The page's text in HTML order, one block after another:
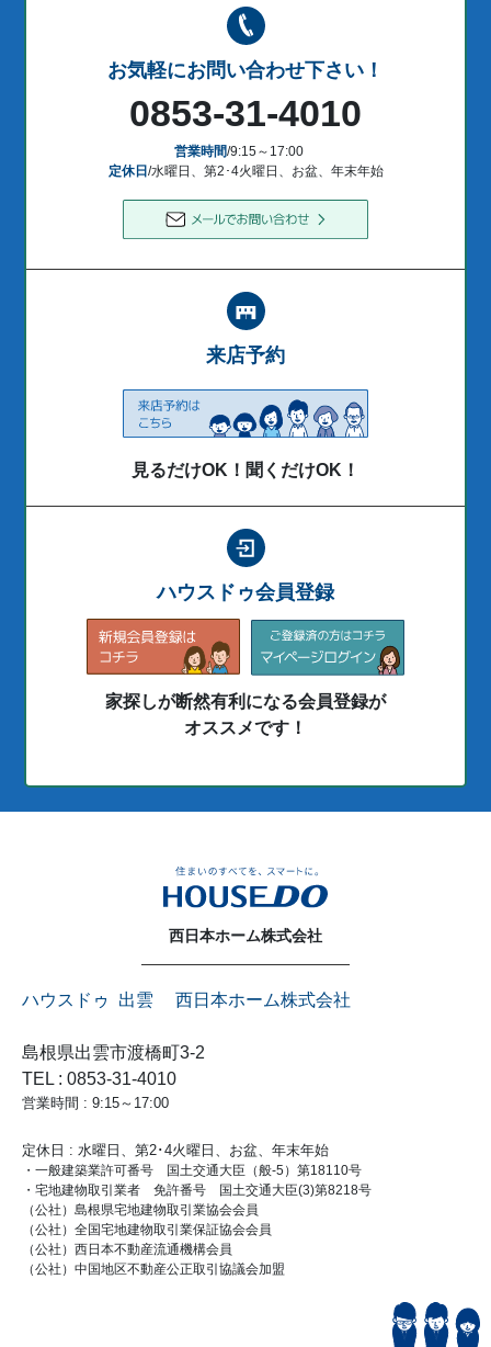
お気軽にお問い合わせ下さい！
0853-31-4010
営業時間/9:15～17:00
定休日 /水曜日、第2･4火曜日、お盆、年末年始
来店予約
見るだけOK！聞くだけOK！
ハウスドゥ会員登録
家探しが断然有利になる会員登録が
オススメです！
西日本ホーム株式会社
ハウスドゥ 出雲 西日本ホーム株式会社
島根県出雲市渡橋町3-2
TEL : 0853-31-4010
営業時間 : 9:15～17:00
定休日 : 水曜日、第2･4火曜日、お盆、年末年始
・一般建築業許可番号 国土交通大臣（般-5）第18110号
・宅地建物取引業者 免許番号 国土交通大臣(3)第8218号
（公社）島根県宅地建物取引業協会会員
（公社）全国宅地建物取引業保証協会会員
（公社）西日本不動産流通機構会員
（公社）中国地区不動産公正取引協議会加盟